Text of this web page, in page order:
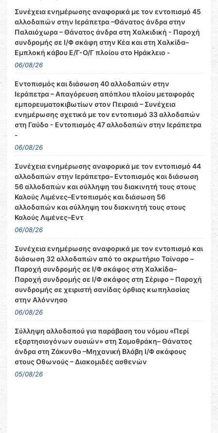
Συνέχεια ενημέρωσης αναφορικά με τον εντοπισμό 45
αλλοδαπών στην Ιεράπετρα –Θάνατος άνδρα στην
Παλαιόχωρα – Θάνατος άνδρα στη Χαλκιδική - Παροχή
συνδρομής σε Ι/Φ σκάφη στην Κέα και στη Χαλκίδα–
Εμπλοκή κάβου Ε/Γ-Ο/Γ πλοίου στο Ηράκλειο -
06/08/26
Εντοπισμός και διάσωση 40 αλλοδαπών στην
Ιεράπετρα – Απαγόρευση απόπλου πλοίου μεταφοράς
εμπορευματοκιβωτίων στον Πειραιά – Συνέχεια
ενημέρωσης σχετικά με τον εντοπισμό 33 αλλοδαπών
στη Γαύδο - Εντοπισμός 47 αλλοδαπών στην Ιεράπετρα
-
06/08/26
Συνέχεια ενημέρωσης αναφορικά με τον εντοπισμό 44
αλλοδαπών στην Ιεράπετρα– Εντοπισμός και διάσωση
56 αλλοδαπών και σύλληψη του διακινητή τους στους
Καλούς Λιμένες–Εντοπισμός και διάσωση 56
αλλοδαπών και σύλληψη του διακινητή τους στους
Καλούς Λιμένες–Εντ
06/08/26
Συνέχεια ενημέρωσης αναφορικά με τον εντοπισμό και
διάσωση 32 αλλοδαπών από το ακρωτήριο Ταίναρο –
Παροχή συνδρομής σε Ι/Φ σκάφος στη Χαλκίδα–
Παροχή συνδρομής σε Ι/Φ σκάφος στη Σέριφο – Παροχή
συνδρομής σε χειριστή σανίδας όρθιας κωπηλασίας
στην Αλόννησο
06/08/26
Σύλληψη αλλοδαπού για παράβαση του νόμου «Περί
εξαρτησιογόνων ουσιών» στη Σαμοθράκη– Θάνατος
άνδρα στη Ζάκυνθο –Μηχανική Βλάβη Ι/Φ σκάφους
στους Οθωνούς – Διακομιδές ασθενών
05/08/26